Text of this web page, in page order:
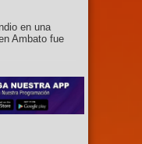
en una
Ambato fue